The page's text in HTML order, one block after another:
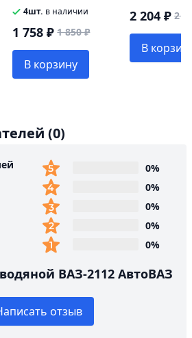
4шт. в наличии
1 758 ₽ 1 850 ₽
В корзину
2 204 ₽ 2
В
(0)
0%
0%
0%
0%
0%
ВАЗ-2112 АвтоВАЗ
отзыв